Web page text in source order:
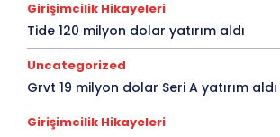
Girişimcilik Hikayeleri
Tide 120 milyon dolar yatırım aldı
Uncategorized
Grvt 19 milyon dolar Seri A yatırım aldı
Girişimcilik Hikayeleri